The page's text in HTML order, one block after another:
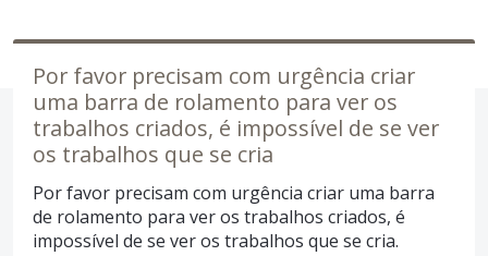
Por favor precisam com urgência criar
uma barra de rolamento para ver os
trabalhos criados, é impossível de se ver
os trabalhos que se cria
Por favor precisam com urgência criar uma barra
de rolamento para ver os trabalhos criados, é
impossível de se ver os trabalhos que se cria.